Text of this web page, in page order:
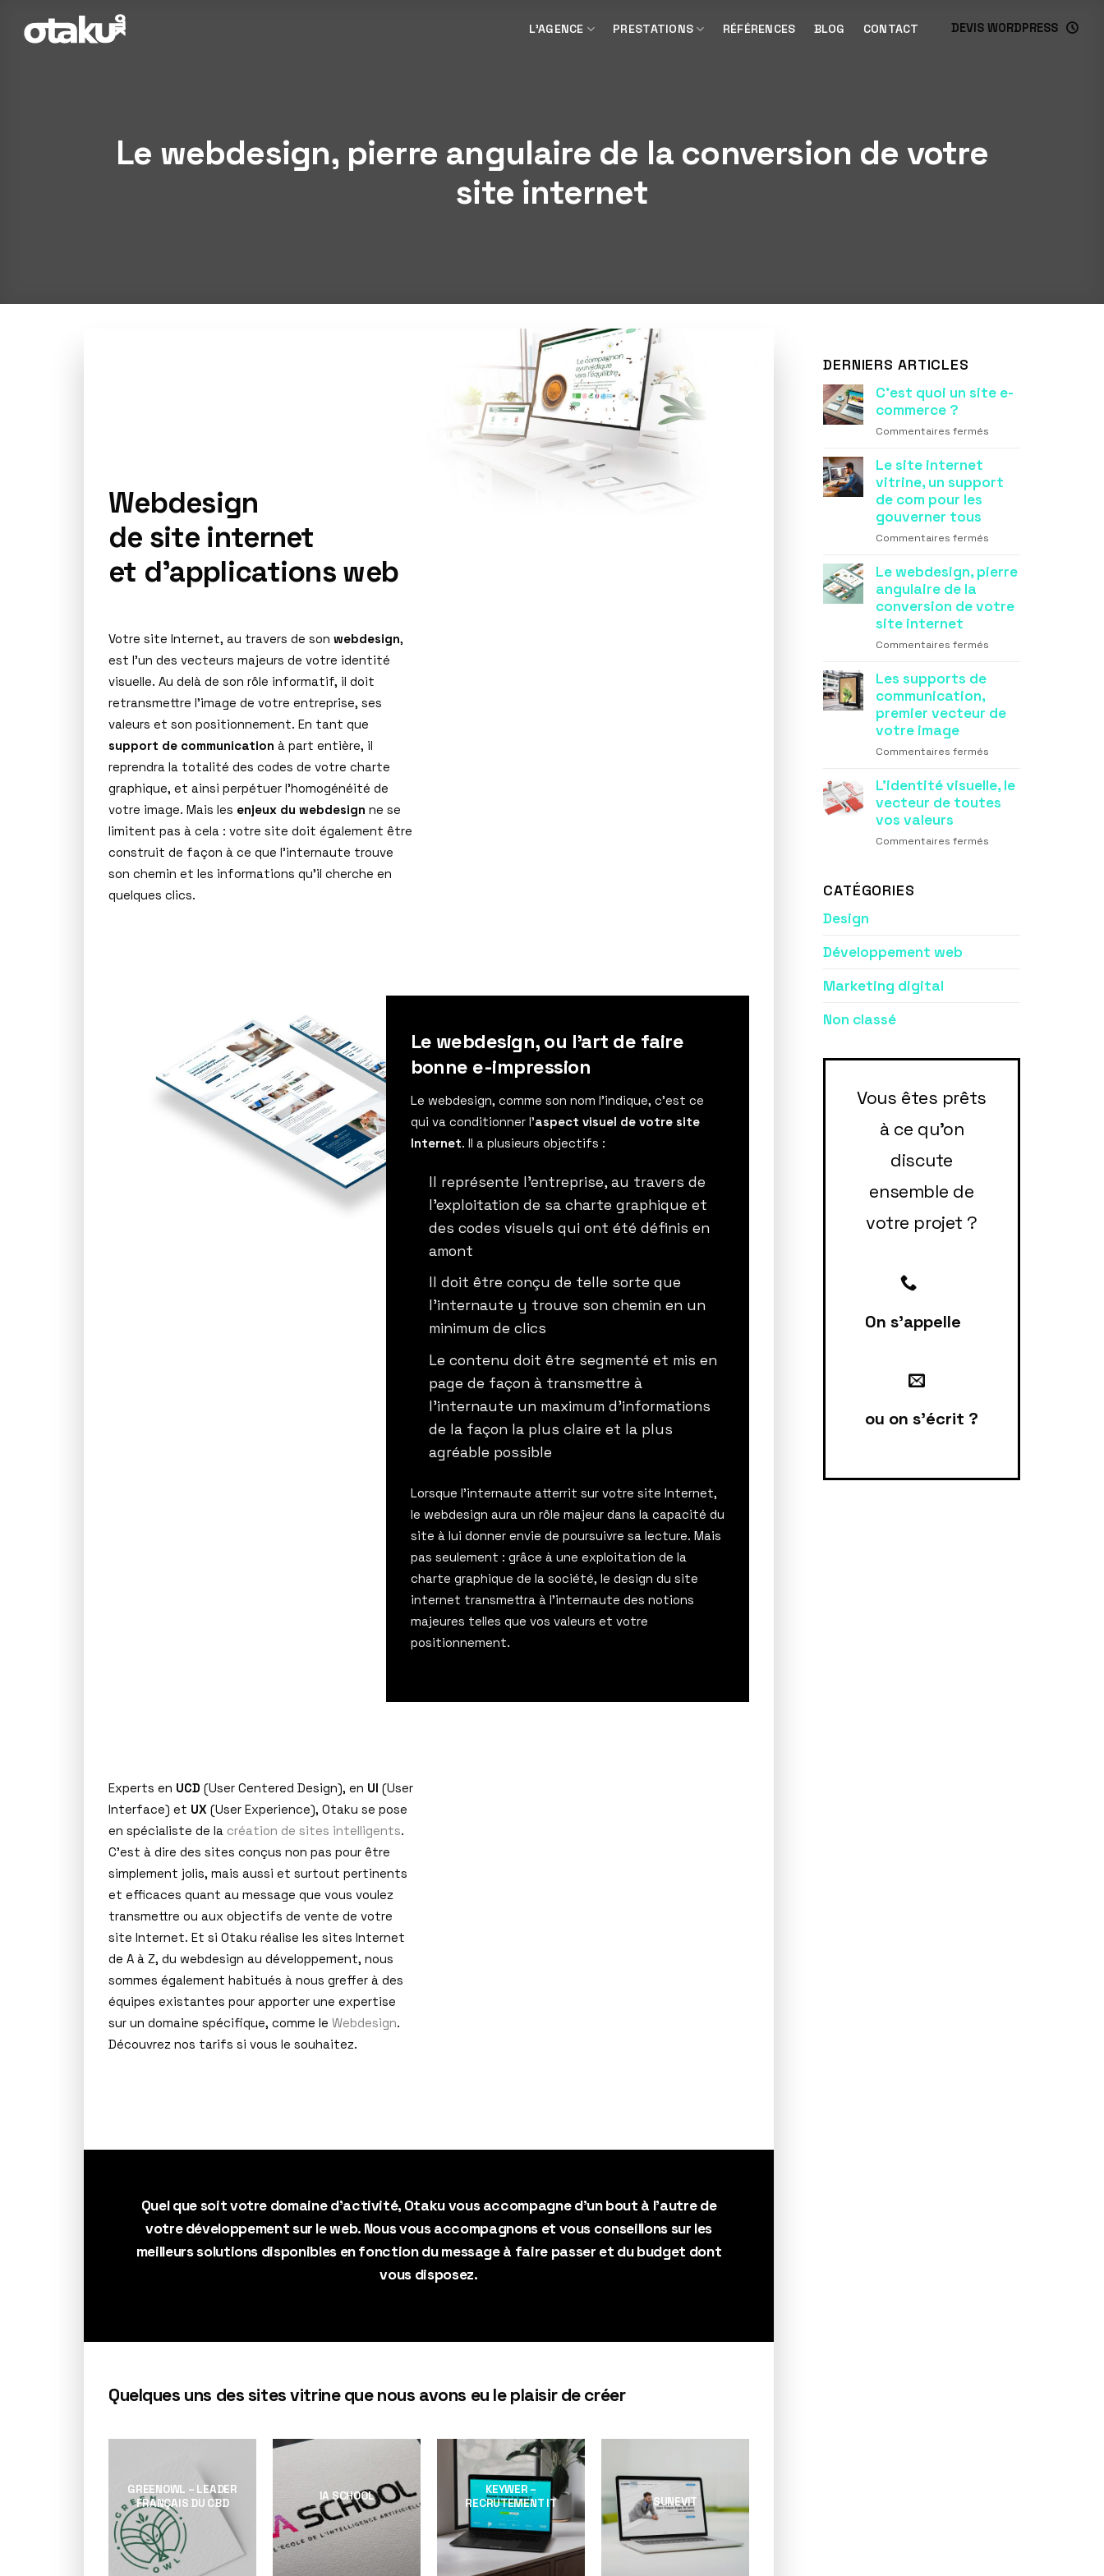
L’AGENCE PRESTATIONS RÉFÉRENCES BLOG CONTACT DEVIS WORDPRESS
Le webdesign, pierre angulaire de la conversion de votre
site internet
Webdesign
de site internet
et d’applications web
Votre site Internet, au travers de son webdesign,
est l’un des vecteurs majeurs de votre identité
visuelle. Au delà de son rôle informatif, il doit
retransmettre l’image de votre entreprise, ses
valeurs et son positionnement. En tant que
support de communication à part entière, il
reprendra la totalité des codes de votre charte
graphique, et ainsi perpétuer l’homogénéité de
votre image. Mais les enjeux du webdesign ne se
limitent pas à cela : votre site doit également être
construit de façon à ce que l’internaute trouve
son chemin et les informations qu’il cherche en
quelques clics.
Le webdesign, ou l’art de faire
bonne e-impression
Le webdesign, comme son nom l’indique, c’est ce
qui va conditionner l’aspect visuel de votre site
Internet. Il a plusieurs objectifs :
Il représente l’entreprise, au travers de
l’exploitation de sa charte graphique et
des codes visuels qui ont été définis en
amont
Il doit être conçu de telle sorte que
l’internaute y trouve son chemin en un
minimum de clics
Le contenu doit être segmenté et mis en
page de façon à transmettre à
l’internaute un maximum d’informations
de la façon la plus claire et la plus
agréable possible
Lorsque l’internaute atterrit sur votre site Internet,
le webdesign aura un rôle majeur dans la capacité du
site à lui donner envie de poursuivre sa lecture. Mais
pas seulement : grâce à une exploitation de la
charte graphique de la société, le design du site
internet transmettra à l’internaute des notions
majeures telles que vos valeurs et votre
positionnement.
Experts en UCD (User Centered Design), en UI (User
Interface) et UX (User Experience), Otaku se pose
en spécialiste de la création de sites intelligents.
C’est à dire des sites conçus non pas pour être
simplement jolis, mais aussi et surtout pertinents
et efficaces quant au message que vous voulez
transmettre ou aux objectifs de vente de votre
site Internet. Et si Otaku réalise les sites Internet
de A à Z, du webdesign au développement, nous
sommes également habitués à nous greffer à des
équipes existantes pour apporter une expertise
sur un domaine spécifique, comme le Webdesign.
Découvrez nos tarifs si vous le souhaitez.
Quel que soit votre domaine d’activité, Otaku vous accompagne d’un bout à l’autre de
votre développement sur le web. Nous vous accompagnons et vous conseillons sur les
meilleurs solutions disponibles en fonction du message à faire passer et du budget dont
vous disposez.
Quelques uns des sites vitrine que nous avons eu le plaisir de créer
GREENOWL – LEADER
FRANÇAIS DU CBD
IA SCHOOL
KEYWER –
RECRUTEMENT IT
SUNEVIT
DERNIERS ARTICLES
C’est quoi un site e-
commerce ?
Commentaires fermés
un
Le site internet
vitrine, un support
de com pour les
gouverner tous
Commentaires fermés
site
vitrine,
un
gouverner
Le webdesign, pierre
angulaire de la
conversion de votre
site internet
Commentaires fermés
angulaire
de
votre
site
Les supports de
communication,
premier vecteur de
votre image
Commentaires fermés
supports
de
L’identité visuelle, le
vecteur de toutes
vos valeurs
Commentaires fermés
CATÉGORIES
Design
Développement web
Marketing digital
Non classé
Vous êtes prêts
à ce qu'on
discute
ensemble de
votre projet ?
On s'appelle
ou on s'écrit ?